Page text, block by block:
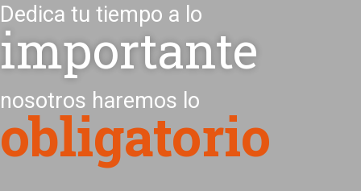
Dedica tu tiempo a lo
importante
nosotros haremos lo
obligatorio